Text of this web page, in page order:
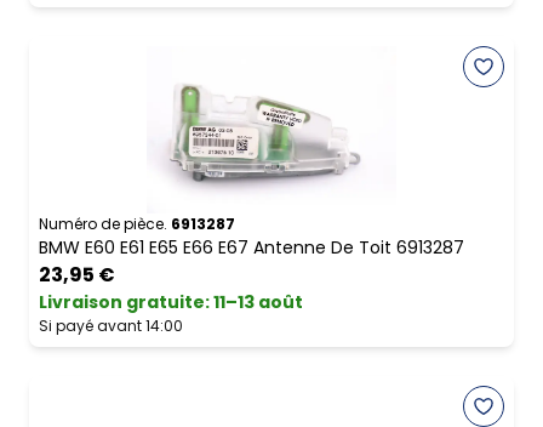
Numéro de pièce. 6913287
BMW E60 E61 E65 E66 E67 Antenne De Toit 6913287
23,95 €
Livraison gratuite:11–13 août
Si payé avant 14:00